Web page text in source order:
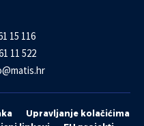
15 116
11 522
Upravljanje kolačićima